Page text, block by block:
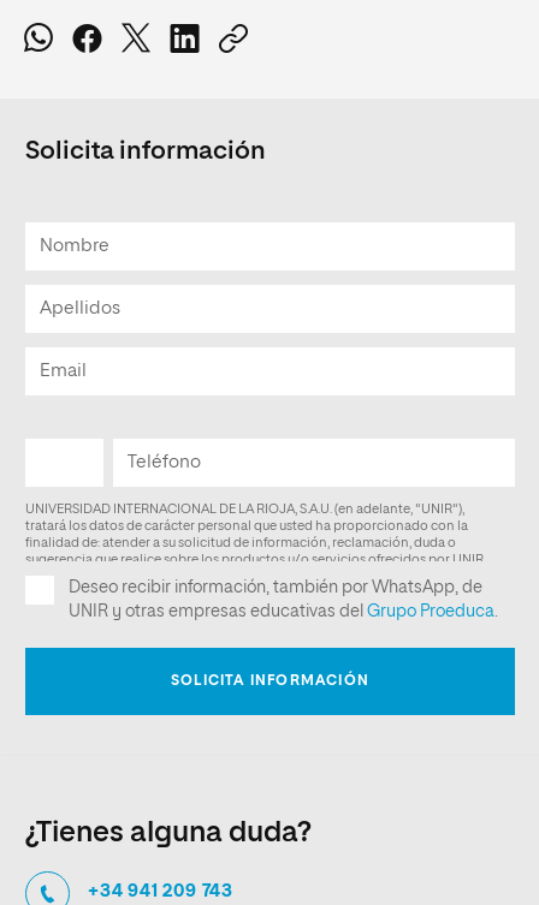
Solicita información
¿Tienes alguna duda?
+34 941 209 743